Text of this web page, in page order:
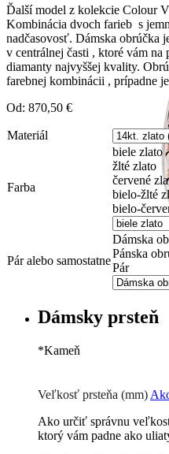
Ďalší model z kolekcie Colour
Kombinácia dvoch farieb s
nadčasovosť. Dámska obrúčka
v centrálnej časti , ktoré vám na
diamanty najvyššej kvality.
farebnej kombinácii , prípadne
Od: 870,50 €
Materiál
Farba
biele zlato
žlté zlato
červené
bielo-žlté
bielo-
Pár alebo samostatne
Dámska
Pánska
Pár
Dámsky prsteň
*Kameň
Veľkosť prsteňa (mm)
Ako určiť správnu
ktorý vám padne ako